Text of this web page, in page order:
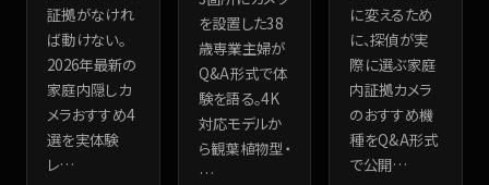
証拠がなけれ
ば動けない。
2026年最新の
家庭内隠しカ
メラおすすめ4
選を実体験
レ…
を設置した38
歳専業主婦が
Q&A形式で体
験を語る。4K
対応モデルか
ら観葉植物型・
…
に変えるため
に、探偵が実
際に選ぶ家庭
内証拠カメラ
のおすすめ機
種をQ&A形式
で公開…